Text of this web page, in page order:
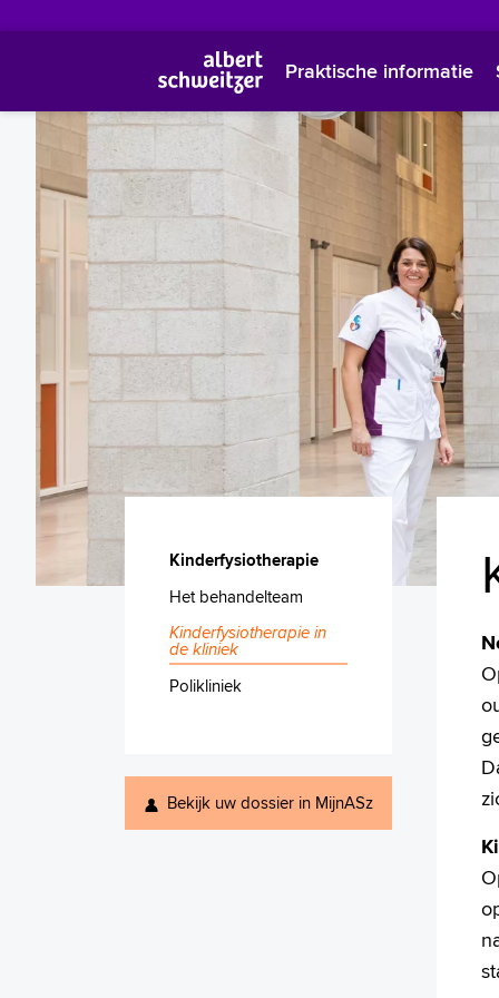
Praktische informatie
Kinderfysiotherapie
Het behandelteam
Kinderfysiotherapie in
de kliniek
Polikliniek
Bekijk uw dossier in MijnASz